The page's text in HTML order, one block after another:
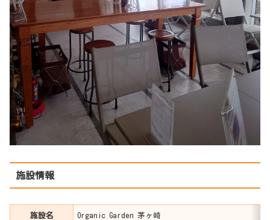
施設情報
施設名 Organic Garden 茅ヶ崎